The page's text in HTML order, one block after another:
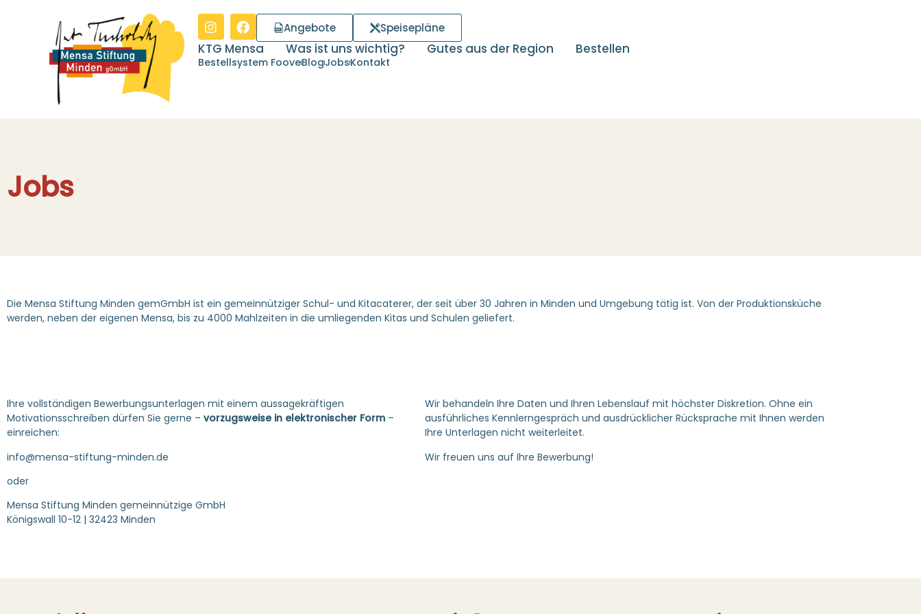
Angebote Speisepläne
KTG Mensa Was ist uns wichtig? Gutes aus der Region Bestellen
Bestellsystem FooveBlogJobsKontakt
Jobs
Die Mensa Stiftung Minden gemGmbH ist ein gemeinnütziger Schul- und Kitacaterer, der seit über 30 Jahren in Minden und Umgebung tätig ist. Von der Produktionsküche
werden, neben der eigenen Mensa, bis zu 4000 Mahlzeiten in die umliegenden Kitas und Schulen geliefert.
Ihre vollständigen Bewerbungsunterlagen mit einem aussagekräftigen
Motivationsschreiben dürfen Sie gerne – vorzugsweise in elektronischer Form –
einreichen:
info@mensa-stiftung-minden.de
oder
Mensa Stiftung Minden gemeinnützige GmbH
Königswall 10-12 | 32423 Minden
Wir behandeln Ihre Daten und Ihren Lebenslauf mit höchster Diskretion. Ohne ein
ausführliches Kennlerngespräch und ausdrücklicher Rücksprache mit Ihnen werden
Ihre Unterlagen nicht weiterleitet.
Wir freuen uns auf Ihre Bewerbung!